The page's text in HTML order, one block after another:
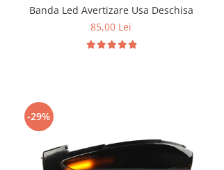
Banda Led Avertizare Usa Deschisa
85,00 Lei
-29%